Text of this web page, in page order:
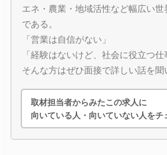
エネ・農業・地域活性など幅広い世
である。
「営業は自信がない」
「経験はないけど、社会に役立つ仕
そんな方はぜひ面接で詳しい話を聞
取材担当者からみたこの求人に
向いている人・向いていない人をチ